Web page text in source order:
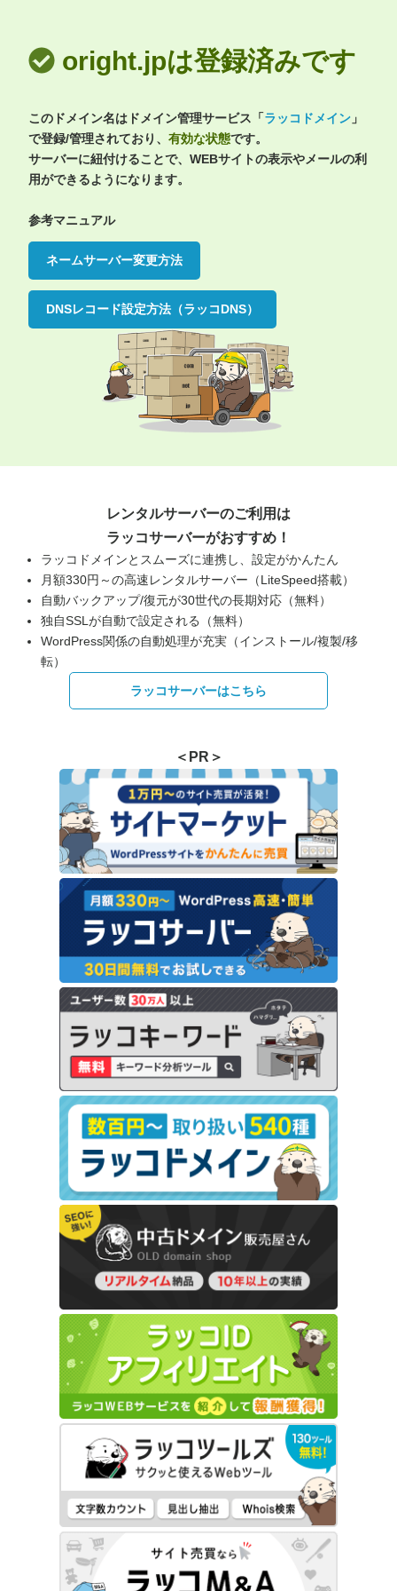
oright.jpは登録済みです
このドメイン名はドメイン管理サービス「ラッコドメイン 」
で登録/管理されており、 有効な状態です。
サーバーに紐付けることで、WEBサイトの表示やメールの利
用ができるようになります。
参考マニュアル
ネームサーバー変更方法
DNSレコード設定方法（ラッコDNS）
レンタルサーバーのご利用は
ラッコサーバーがおすすめ！
ラッコドメインとスムーズに連携し、設定がかんたん
月額330円～の高速レンタルサーバー（LiteSpeed搭載）
自動バックアップ/復元が30世代の長期対応（無料）
独自SSLが自動で設定される（無料）
WordPress関係の自動処理が充実（インストール/複製/移
転）
ラッコサーバーはこちら
＜PR＞